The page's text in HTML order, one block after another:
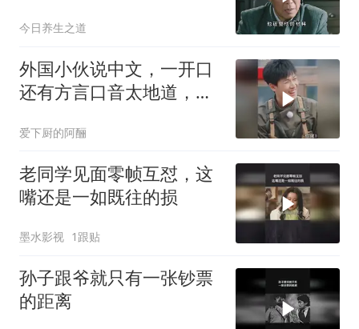
今日养生之道
外国小伙说中文，一开口
还有方言口音太地道，沙
爱下厨的阿酾
老同学见面零帧互怼，这
嘴还是一如既往的损
墨水影视 1跟贴
孙子跟爷就只有一张钞票
的距离